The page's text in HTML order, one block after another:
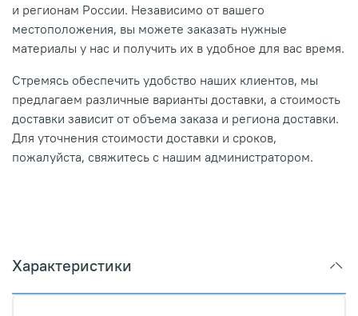
и регионам России. Независимо от вашего
местоположения, вы можете заказать нужные
материалы у нас и получить их в удобное для вас время.
Стремясь обеспечить удобство наших клиентов, мы
предлагаем различные варианты доставки, а стоимость
доставки зависит от объема заказа и региона доставки.
Для уточнения стоимости доставки и сроков,
пожалуйста, свяжитесь с нашим администратором.
Характеристики